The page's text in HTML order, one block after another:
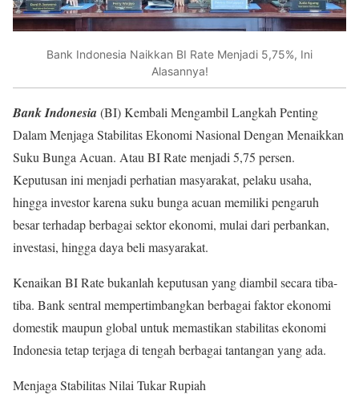
Bank Indonesia Naikkan BI Rate Menjadi 5,75%, Ini
Alasannya!
Bank Indonesia(BI) Kembali Mengambil Langkah Penting
Dalam Menjaga Stabilitas Ekonomi Nasional Dengan Menaikkan
Suku Bunga Acuan. Atau BI Rate menjadi 5,75 persen.
Keputusan ini menjadi perhatian masyarakat, pelaku usaha,
hingga investor karena suku bunga acuan memiliki pengaruh
besar terhadap berbagai sektor ekonomi, mulai dari perbankan,
investasi, hingga daya beli masyarakat.
Kenaikan BI Rate bukanlah keputusan yang diambil secara tiba-
tiba. Bank sentral mempertimbangkan berbagai faktor ekonomi
domestik maupun global untuk memastikan stabilitas ekonomi
Indonesia tetap terjaga di tengah berbagai tantangan yang ada.
Menjaga Stabilitas Nilai Tukar Rupiah